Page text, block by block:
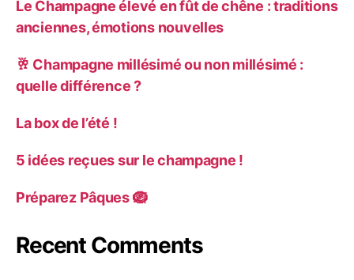
Le Champagne élevé en fût de chêne : traditions
anciennes, émotions nouvelles
🥂 Champagne millésimé ou non millésimé :
quelle différence ?
La box de l’été !
5 idées reçues sur le champagne !
Préparez Pâques 🪺
Recent Comments